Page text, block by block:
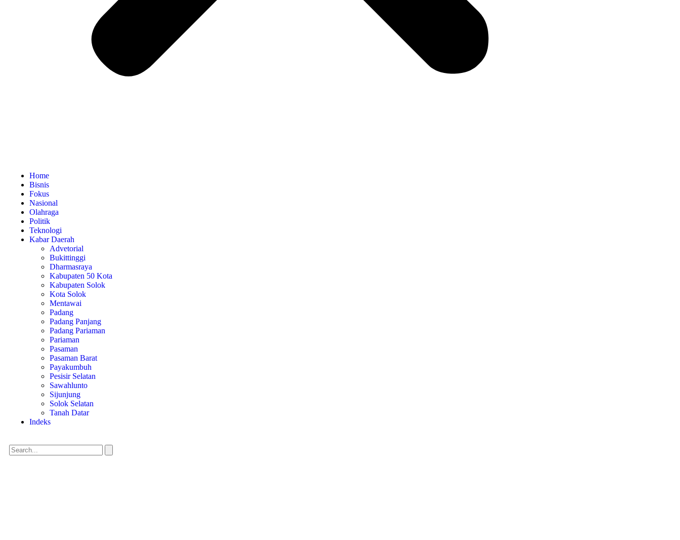
Home
Bisnis
Fokus
Nasional
Olahraga
Politik
Teknologi
Kabar Daerah
Advetorial
Bukittinggi
Dharmasraya
Kabupaten 50 Kota
Kabupaten Solok
Kota Solok
Mentawai
Padang
Padang Panjang
Padang Pariaman
Pariaman
Pasaman
Pasaman Barat
Payakumbuh
Pesisir Selatan
Sawahlunto
Sijunjung
Solok Selatan
Tanah Datar
Indeks